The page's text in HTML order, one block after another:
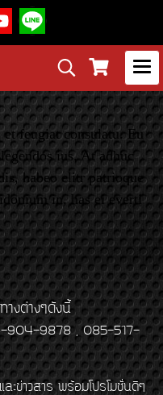
feugiat consulatu. Eu
ius. At adhuc
habeo elitr patrioque
in, has ei everti
างต่างๆดังนี้
904-9878 , 085-517-
ะข่าวสาร พร้อมโปรโมชั่นดีๆ